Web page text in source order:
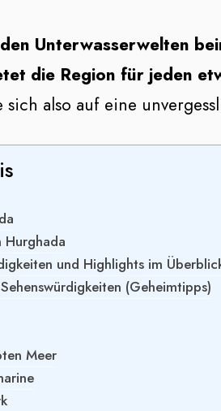
Unterwasserwelten
die Region für jeden
also auf eine
Hurghada
und Highlights im
(Geheimtipps)
Meer